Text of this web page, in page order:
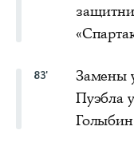
83'
Замены
Пуэбла